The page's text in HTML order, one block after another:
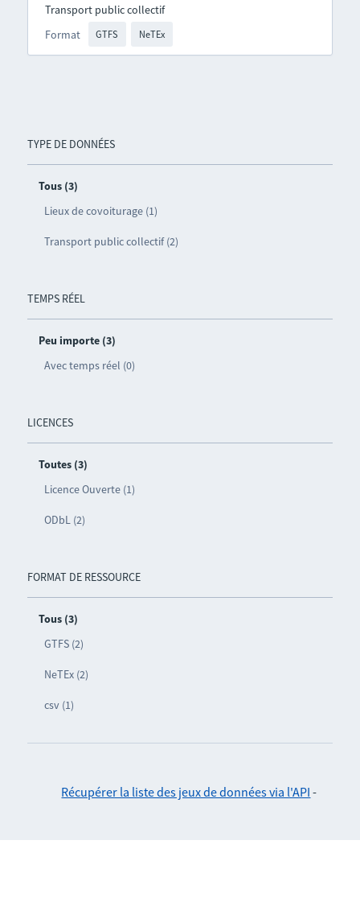
TYPE DE DONNÉES
Tous (3)
Lieux de covoiturage (1)
Transport public collectif (2)
TEMPS RÉEL
Peu importe (3)
Avec temps réel (0)
LICENCES
Toutes (3)
Licence Ouverte (1)
ODbL (2)
FORMAT DE RESSOURCE
Tous (3)
GTFS (2)
NeTEx (2)
csv (1)
Format GTFS NeTEx
Transport public collectif
Récupérer la liste des jeux de données via l'API -